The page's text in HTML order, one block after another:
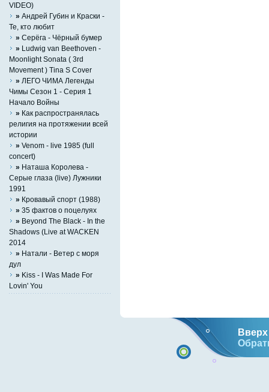
VIDEO)
» Андрей Губин и Краски -
Те, кто любит
» Серёга - Чёрный бумер
» Ludwig van Beethoven -
Moonlight Sonata ( 3rd
Movement ) Tina S Cover
» ЛЕГО ЧИМА Легенды
Чимы Cезон 1 - Серия 1
Начало Войны
» Как распространялась
религия на протяжении всей
истории
» Venom - live 1985 (full
concert)
» Наташа Королева -
Серые глаза (live) Лужники
1991
» Кровавый спорт (1988)
» 35 фактов о поцелуях
» Beyond The Black - In the
Shadows (Live at WACKEN
2014
» Натали - Ветер с моря
дул
» Kiss - I Was Made For
Lovin' You
Вверх